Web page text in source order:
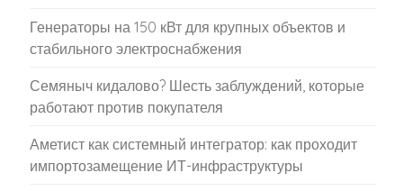
Генераторы на 150 кВт для крупных объектов и
стабильного электроснабжения
Семяныч кидалово? Шесть заблуждений, которые
работают против покупателя
Аметист как системный интегратор: как проходит
импортозамещение ИТ-инфраструктуры